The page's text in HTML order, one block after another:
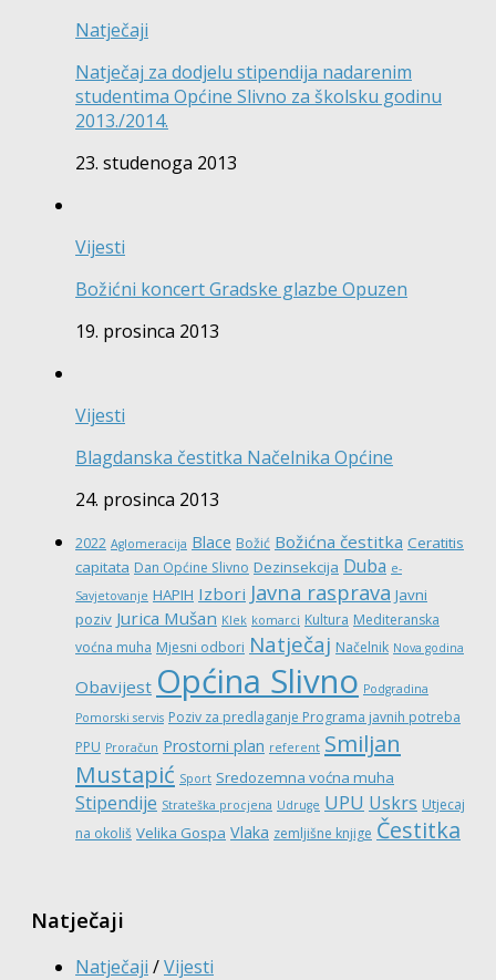
Natječaji
Natječaj za dodjelu stipendija nadarenim
studentima Općine Slivno za školsku godinu
2013./2014.
23. studenoga 2013
Vijesti
Božićni koncert Gradske glazbe Opuzen
19. prosinca 2013
Vijesti
Blagdanska čestitka Načelnika Općine
24. prosinca 2013
2022 Aglomeracija Blace Božić Božićna čestitka Ceratitis
capitata Dan Općine Slivno Dezinsekcija Duba e-
Savjetovanje HAPIH Izbori Javna rasprava Javni
poziv Jurica Mušan Klek komarci Kultura Mediteranska
voćna muha Mjesni odbori Natječaj Načelnik Nova godina
Obavijest Općina Slivno Podgradina
Pomorski servis Poziv za predlaganje Programa javnih potreba
PPU Proračun Prostorni plan referent Smiljan
Mustapić Sport Sredozemna voćna muha
Stipendije Strateška procjena Udruge UPU Uskrs Utjecaj
na okoliš Velika Gospa Vlaka zemljišne knjige Čestitka
Natječaji
Natječaji /Vijesti